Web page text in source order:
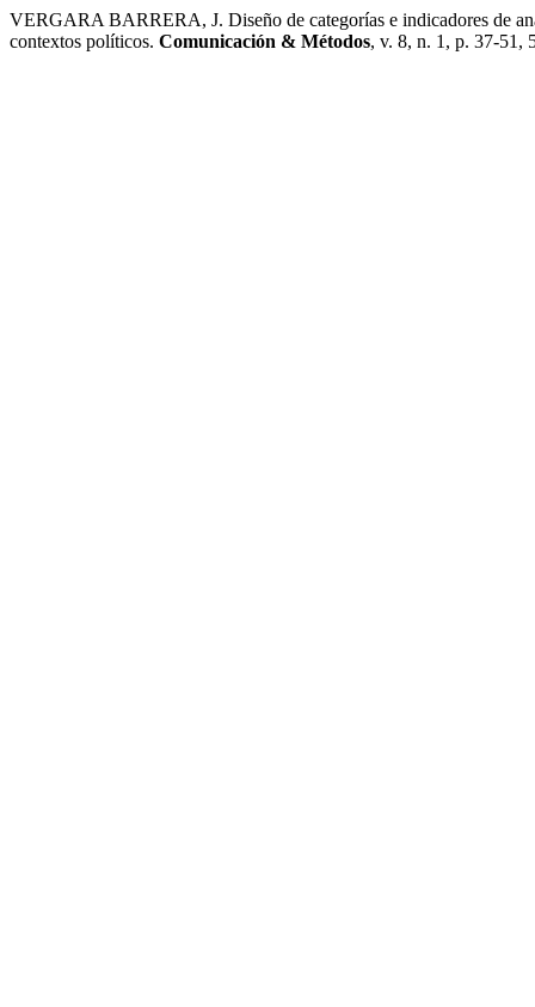
VERGARA BARRERA, J. Diseño de categorías e indicadores de
contextos políticos. Comunicación & Métodos, v. 8, n. 1, p. 37-51,